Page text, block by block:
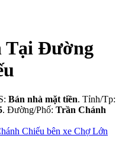
Tại Đường
Bán nhà mặt tiền. Tỉnh/Tp:
. Đường/Phố: Trần Chánh
Chiếu bên xe Chợ Lớn